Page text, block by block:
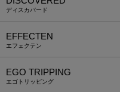
ディスカバード
EFFECTEN
エフェクテン
EGO TRIPPING
エゴトリッピング